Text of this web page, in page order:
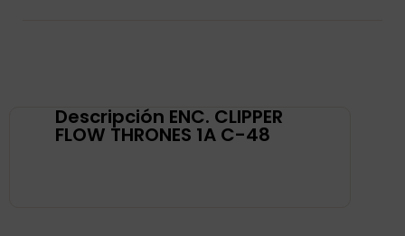
Descripción ENC. CLIPPER
FLOW THRONES 1A C-48